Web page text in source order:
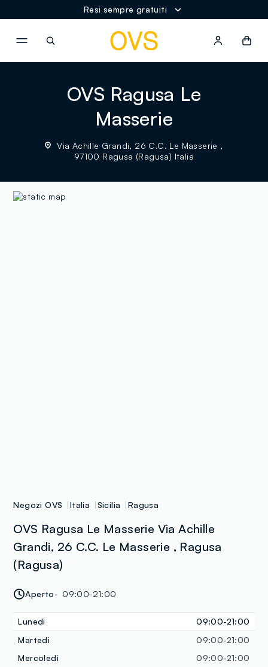
Resi sempre gratuiti
OVS Ragusa Le
Masserie
Via Achille Grandi, 26 C.C. Le Masserie ,
97100 Ragusa (Ragusa) Italia
Negozi OVS Italia Sicilia Ragusa
OVS Ragusa Le Masserie Via Achille
Grandi, 26 C.C. Le Masserie , Ragusa
(Ragusa)
Aperto 09:00-21:00
Lunedi
09:00-21:00
Martedi
09:00-21:00
Mercoledi
09:00-21:00